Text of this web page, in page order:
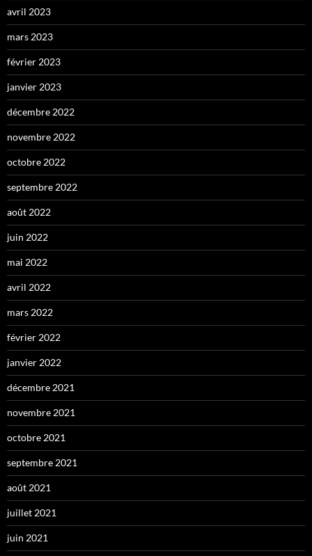
avril 2023
mars 2023
février 2023
janvier 2023
décembre 2022
novembre 2022
octobre 2022
septembre 2022
août 2022
juin 2022
mai 2022
avril 2022
mars 2022
février 2022
janvier 2022
décembre 2021
novembre 2021
octobre 2021
septembre 2021
août 2021
juillet 2021
juin 2021